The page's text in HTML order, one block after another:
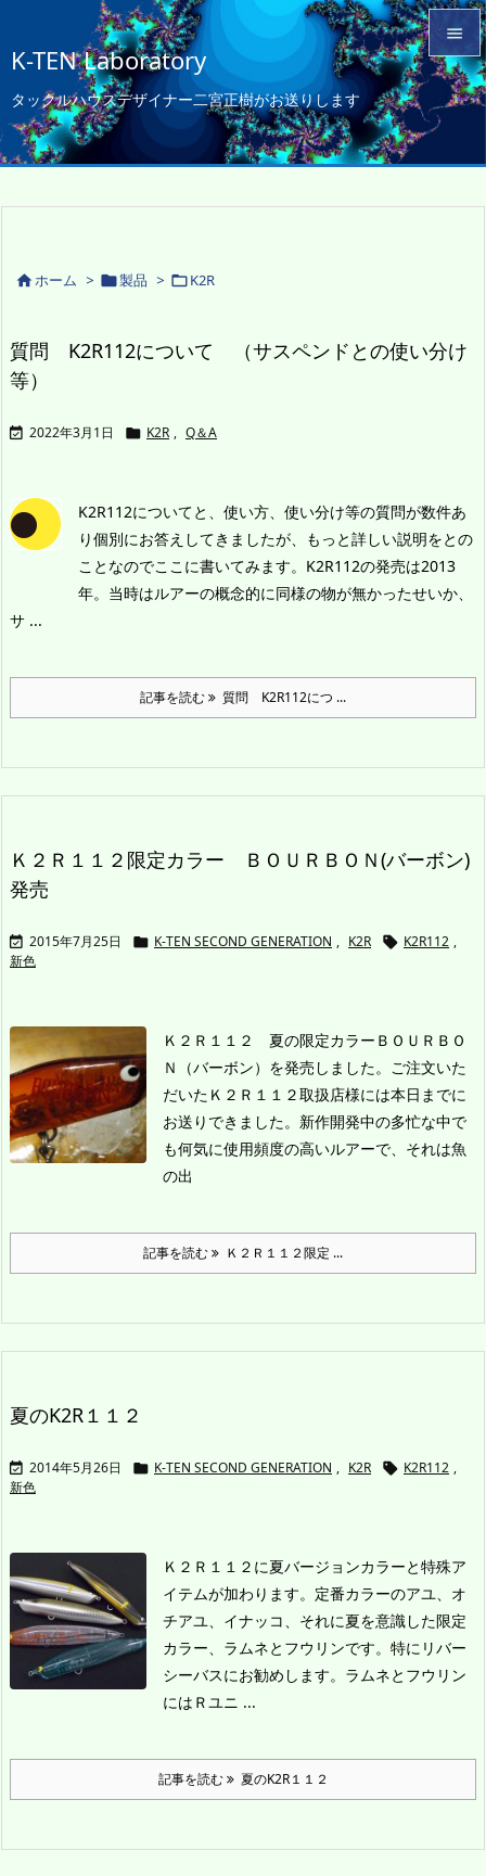
K-TEN Laboratory
タックルハウスデザイナー二宮正樹がお送りします


メニュ
ホーム > 製品 > K2R
質問 K2R112について （サスペンドとの使い分け
等）
 2022年3月1日  K2R , Q＆A
K2R112についてと、使い方、使い分け等の質問が数件あ
り個別にお答えしてきましたが、もっと詳しい説明をとの
ことなのでここに書いてみます。 K2R112の発売は2013
年。当時はルアーの概念的に同様の物が無かったせいか、
サ ...
記事を読む 質問 K2R112につ ...
Ｋ２Ｒ１１２限定カラー ＢＯＵＲＢＯＮ(バーボン)
発売
 2015年7月25日  K-TEN SECOND GENERATION , K2R  K2R112 ,
新色
Ｋ２Ｒ１１２ 夏の限定カラーＢＯＵＲＢＯ
Ｎ（バーボン）を発売しました。 ご注文いた
だいたＫ２Ｒ１１２取扱店様には本日までに
お送りできました。 新作開発中の多忙な中で
も何気に使用頻度の高いルアーで、それは魚
の出
記事を読む Ｋ２Ｒ１１２限定 ...
夏のK2R１１２
 2014年5月26日  K-TEN SECOND GENERATION , K2R  K2R112 ,
新色
Ｋ２Ｒ１１２に夏バージョンカラーと特殊ア
イテムが加わります。 定番カラーのアユ、オ
チアユ、イナッコ、それに夏を意識した限定
カラー、ラムネとフウリンです。特にリバー
シーバスにお勧めします。 ラムネとフウリン
にはＲユニ ...
記事を読む 夏のK2R１１２